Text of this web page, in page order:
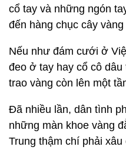
cổ tay và những ngón
đến hàng chục cây
Nếu như đám cưới ở
đeo ở tay hay cổ cô
trao vàng còn lên một
Đã nhiều lần, dân tình
những màn khoe vàng
Trung thậm chí phải